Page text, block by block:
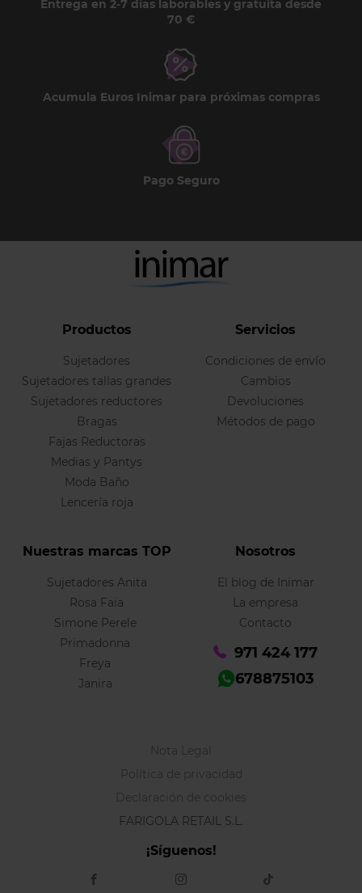
Entrega en 2-7 días laborables y gratuita desde
70 €
Acumula Euros Inimar para próximas compras
Pago Seguro
Productos
Sujetadores
Sujetadores tallas grandes
Sujetadores reductores
Bragas
Fajas Reductoras
Medias y Pantys
Moda Baño
Lencería roja
Servicios
Condiciones de envío
Cambios
Devoluciones
Métodos de pago
Nuestras marcas TOP
Sujetadores Anita
Rosa Faia
Simone Perele
Primadonna
Freya
Janira
Nosotros
El blog de Inimar
La empresa
Contacto
971 424 177
678875103
Nota Legal
Política de privacidad
Declaración de cookies
FARIGOLA RETAIL S.L.
¡Síguenos!